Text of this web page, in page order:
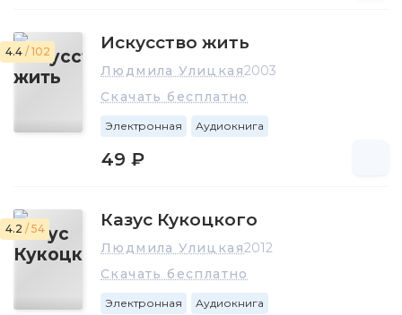
4.4 / 102 Искусство жить
Людмила Улицкая2003
Скачать бесплатно
Электронная Аудиокнига
49 ₽
4.2 / 54 Казус Кукоцкого
Людмила Улицкая2012
Скачать бесплатно
Электронная Аудиокнига